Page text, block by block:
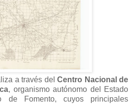
a través delCentro Nacional de
, organismo autónomo del Estado
de Fomento, cuyos principales